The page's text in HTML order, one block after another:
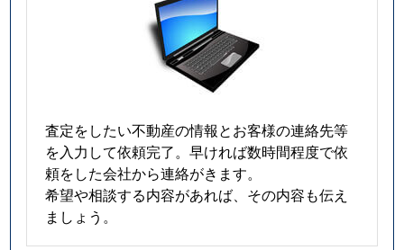
査定をしたい不動産の情報とお客様の連絡先等
を入力して依頼完了。早ければ数時間程度で依
頼をした会社から連絡がきます。
希望や相談する内容があれば、その内容も伝え
ましょう。